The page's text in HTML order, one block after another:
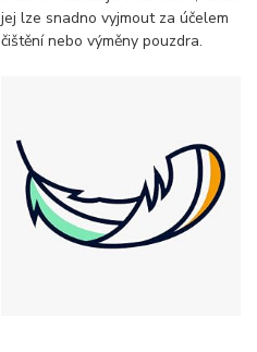
jej lze snadno vyjmout za účelem
čištění nebo výměny pouzdra.